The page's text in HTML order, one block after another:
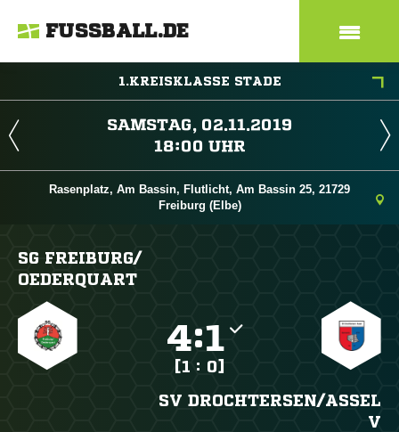
FUSSBALL.DE
1.KREISKLASSE STADE
 
 
Rasenplatz, Am Bassin, Flutlicht, Am Bassin 25, 21729
Freiburg (Elbe)
SG FREIBURG/​
OEDERQUART
:
[1 : 0]
SV DROCHTERSEN/​ASSEL
V